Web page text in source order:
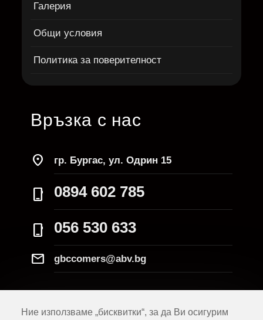
Галерия
Общи условия
Политика за поверителност
Връзка с нас
location_on гр. Бургас, ул. Одрин 15
phone_iphone 0894 602 785
phone_iphone 056 530 633
Mail gbccomers@abv.bg
Ние използваме „бисквитки“, за да Ви осигурим